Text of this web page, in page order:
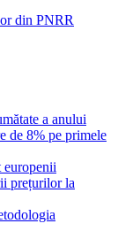
din PNRR
a anului
de 8% pe primele
europenii
prețurilor la